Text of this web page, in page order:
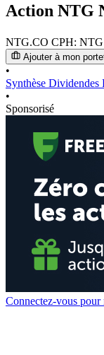
Action NTG
NTG.CO CPH: NTG
Ajouter à mon
•
Synthèse Dividendes
•
Sponsorisé
Connectez-vous pour